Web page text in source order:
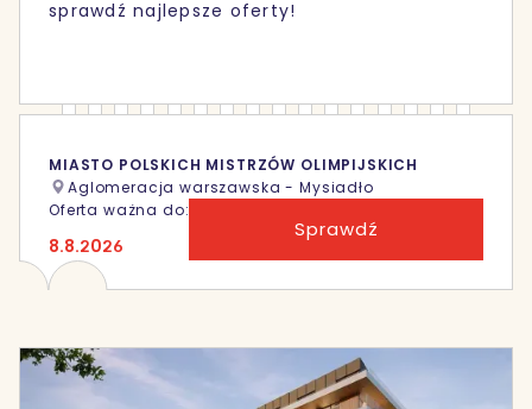
sprawdź najlepsze oferty!
MIASTO POLSKICH MISTRZÓW OLIMPIJSKICH
Aglomeracja warszawska - Mysiadło
Oferta ważna do:
8.8.2026
Sprawdź